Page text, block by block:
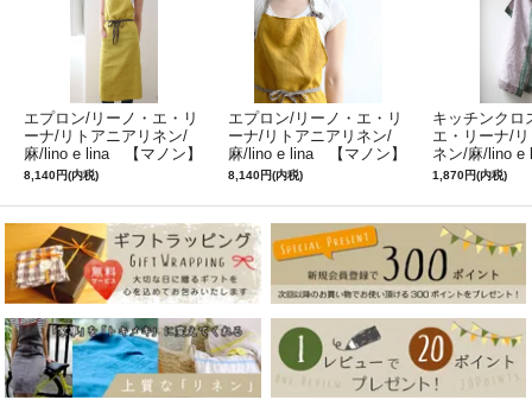
エプロン/リーノ・エ・リ
ーナ/リトアニアリネン/
麻/lino e lina 【マノン】
ミモザ
8,140円(内税)
エプロン/リーノ・エ・リ
ーナ/リトアニアリネン/
麻/lino e lina 【マノン】
サフランイエロー
8,140円(内税)
キッチンクロ
エ・リーナ/
ネン/麻/lino
ルフィ】パー
1,870円(内税)